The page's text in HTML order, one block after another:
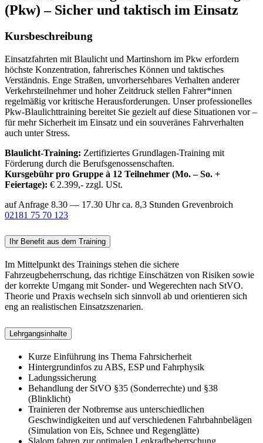
(Pkw) – Sicher und taktisch im Einsatz
Kursbeschreibung
Einsatzfahrten mit Blaulicht und Martinshorn im Pkw erfordern
höchste Konzentration, fahrerisches Können und taktisches
Verständnis. Enge Straßen, unvorhersehbares Verhalten anderer
Verkehrsteilnehmer und hoher Zeitdruck stellen Fahrer*innen
regelmäßig vor kritische Herausforderungen. Unser professionelles
Pkw-Blaulichttraining bereitet Sie gezielt auf diese Situationen vor –
für mehr Sicherheit im Einsatz und ein souveränes Fahrverhalten
auch unter Stress.
Blaulicht-Training: Zertifiziertes Grundlagen-Training mit
Förderung durch die Berufsgenossenschaften.
Kursgebühr pro Gruppe à 12 Teilnehmer (Mo. – So. +
Feiertage): € 2.399,- zzgl. USt.
auf Anfrage 8.30 — 17.30 Uhr ca. 8,3 Stunden Grevenbroich
02181 75 70 123
Ihr Benefit aus dem Training
Im Mittelpunkt des Trainings stehen die sichere
Fahrzeugbeherrschung, das richtige Einschätzen von Risiken sowie
der korrekte Umgang mit Sonder- und Wegerechten nach StVO.
Theorie und Praxis wechseln sich sinnvoll ab und orientieren sich
eng an realistischen Einsatzszenarien.
Lehrgangsinhalte
Kurze Einführung ins Thema Fahrsicherheit
Hintergrundinfos zu ABS, ESP und Fahrphysik
Ladungssicherung
Behandlung der StVO §35 (Sonderrechte) und §38
(Blinklicht)
Trainieren der Notbremse aus unterschiedlichen
Geschwindigkeiten und auf verschiedenen Fahrbahnbelägen
(Simulation von Eis, Schnee und Regenglätte)